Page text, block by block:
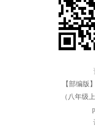
【部编版
（八年级